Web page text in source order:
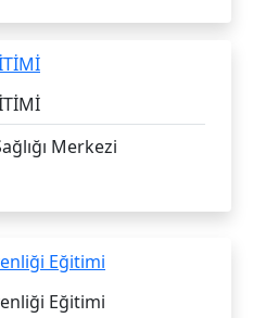
Merkezi
Eğitimi